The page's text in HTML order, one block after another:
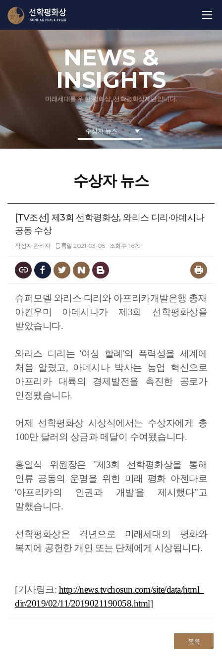
NEWS &
INSIGHTS
미래세대를 위한 평화상, 선학평화상재단입니다.
수상자 뉴스
수상자 뉴스
[TV조선] 제3회 선학평화상, 와리스 디리·아데시나
공동 수상
작성자 관리자 등록일 2021-03-05 조회수 1,679
슈퍼모델 와리스 디리와 아프리카개발은행 총재
아킨우미 아데시나가 제3회 선학평화상을
받았습니다.
와리스 디리는 '여성 할례'의 폭력성을 세계에
처음 알렸고, 아데시나 박사는 농업 혁신으로
아프리카 대륙의 경제발전을 촉진한 공로가
인정됐습니다.
어제 선학평화상 시상식에서는 수상자에게 총
100만 달러의 상금과 메달이 수여됐습니다.
홍일식 위원장은 "제3회 선학평화상을 통해
인류 공동의 운명을 위한 미래 평화 아젠다로
'아프리카의 인권과 개발'을 제시했다"고
말했습니다.
선학평화상은 격년으로 미래세대의 평화와
복지에 공헌한 개인 또는 단체에게 시상됩니다.
[기사링크: http://news.tvchosun.com/site/data/html_
dir/2019/02/11/2019021190058.html]
목록